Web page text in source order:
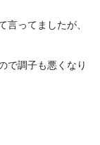
言ってましたが、
で調子も悪くなり